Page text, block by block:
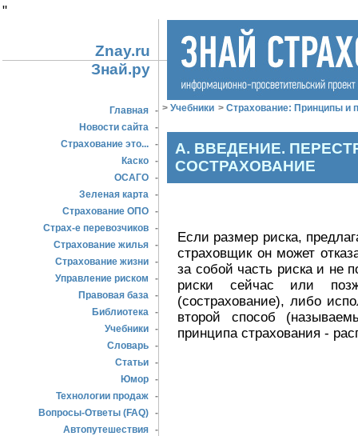
"
Znay.ru
Знай.ру
Главная -
Новости сайта -
Страхование это... -
Каско -
ОСАГО -
Зеленая карта -
Страхование ОПО -
Страх-е перевозчиков -
Страхование жилья -
Страхование жизни -
Управление риском
-
Правовая база -
Библиотека -
Учебники -
Словарь -
Статьи -
Юмор -
Технологии продаж -
Вопросы-Ответы (FAQ) -
Автопутешествия -
> Учебники > Страхование: Принципы и
А. ВВЕДЕНИЕ.
СОСТРАХОВАНИЕ
Если размер риска,
страховщик он может
за собой часть риска и не
риски сейчас или
(сострахование), либо
второй способ
принципа страхования -